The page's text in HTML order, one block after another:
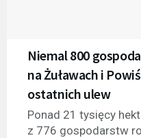
Niemal 800
na Żuławach i
ostatnich ulew
Ponad 21 tysięcy
z 776 gospodarstw